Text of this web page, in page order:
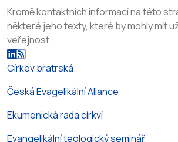
Kromě kontaktních informací na této
některé jeho texty, které by mohly mít
veřejnost.
Církev bratrská
Česká Evagelikální Aliance
Ekumenická rada církví
Evangelikální teologický seminář